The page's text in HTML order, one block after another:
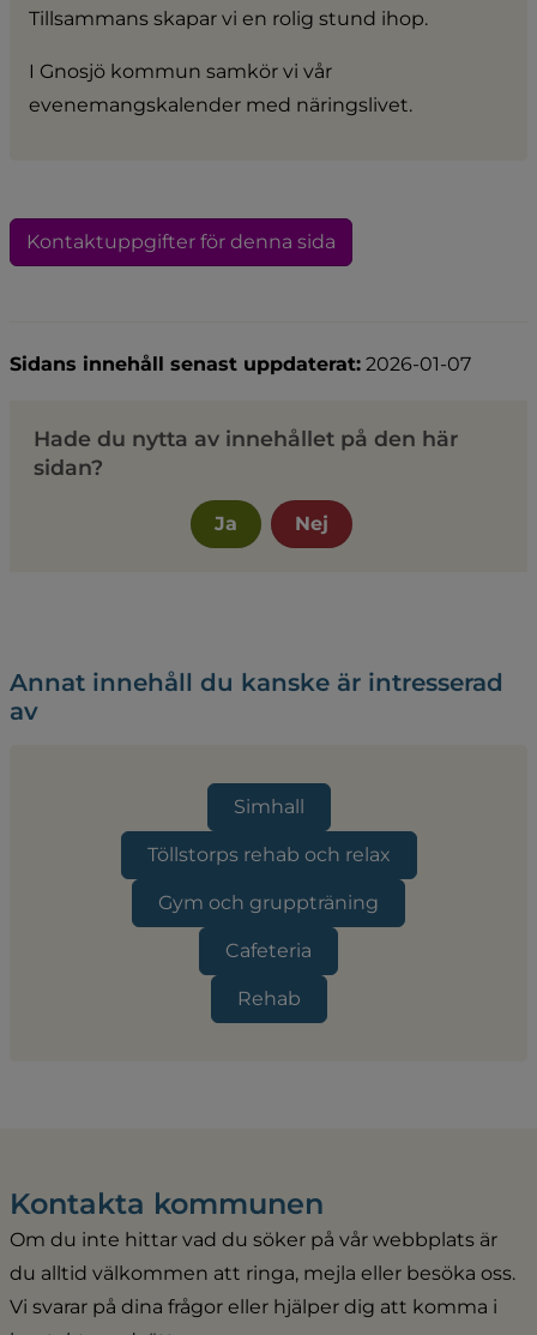
Tillsammans skapar vi en rolig stund ihop.
I Gnosjö kommun samkör vi vår
evenemangskalender med näringslivet.
Kontaktuppgifter för denna sida
Sidans innehåll senast uppdaterat: 2026-01-07
Hade du nytta av innehållet på den här
sidan?
Ja Nej
Annat innehåll du kanske är intresserad
av
Simhall
Töllstorps rehab och relax
Gym och gruppträning
Cafeteria
Rehab
Kontakta kommunen
Om du inte hittar vad du söker på vår webbplats är
du alltid välkommen att ringa, mejla eller besöka oss.
Vi svarar på dina frågor eller hjälper dig att komma i